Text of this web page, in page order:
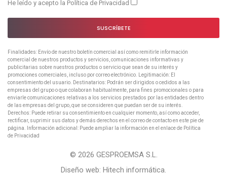
He leído y acepto la Política de Privacidad
SUSCRÍBETE
Finalidades: Envío de nuestro boletín comercial así como remitirle información
comercial de nuestros productos y servicios, comunicaciones informativas y
publicitarias sobre nuestros productos o servicio que sean de su interés y
promociones comerciales, incluso por correo electrónico. Legitimación: El
consentimiento del usuario. Destinatarios: Podrán ser dirigidos o cedidos a las
empresas del grupo o que colaboran habitualmente, para fines promocionales o para
enviarle comunicaciones relativas a los servicios prestados por las entidades dentro
de las empresas del grupo, que se consideren que puedan ser de su interés.
Derechos: Puede retirar su consentimiento en cualquier momento, así como acceder,
rectificar, suprimir sus datos y demás derechos en el correo de contacto en este pie de
página. Información adicional: Puede ampliar la información en el enlace de Política
de Privacidad
© 2026 GESPROEMSA S.L.
Diseño web: Hitech informática.